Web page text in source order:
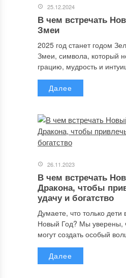
25.12.2024
В чем встречать
Змеи
2025 год станет годом
Змеи, символа, который
грацию, мудрость и
Далее
26.11.2023
В чем встречать
Дракона, чтобы
удачу и богатство
Думаете, что только дети
Новый Год? Мы уверены,
могут создать особый
Далее